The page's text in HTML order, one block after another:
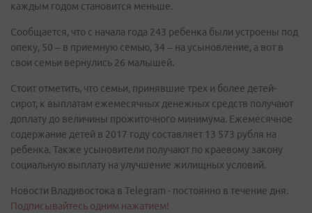
каждым годом становится меньше.
Сообщается, что с начала года 243 ребенка были устроены под
опеку, 50 – в приемную семью, 34 – на усыновление, а вот в
свои семьи вернулись 26 малышей.
Стоит отметить, что семьи, принявшие трех и более детей-
сирот, к выплатам ежемесячных денежных средств получают
доплату до величины прожиточного минимума. Ежемесячное
содержание детей в 2017 году составляет 13 573 рубля на
ребенка. Также усыновители получают по краевому закону
социальную выплату на улучшение жилищных условий.
Новости Владивостока в Telegram - постоянно в течение дня.
Подписывайтесь одним нажатием!